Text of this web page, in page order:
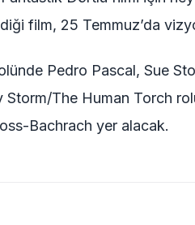
film, 25 Temmuz’da
Pedro Pascal, Sue
The Human Torch
Bachrach yer alacak.